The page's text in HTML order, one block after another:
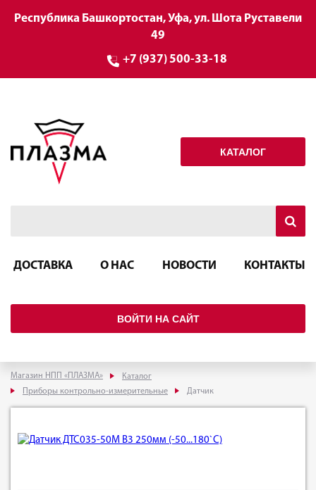
Республика Башкортостан, Уфа, ул. Шота Руставели
49
+7 (937) 500-33-18
КАТАЛОГ
ДОСТАВКА О НАС НОВОСТИ КОНТАКТЫ
ВОЙТИ НА САЙТ
Магазин НПП «ПЛАЗМА»
Каталог
Приборы контрольно-измерительные
Датчик